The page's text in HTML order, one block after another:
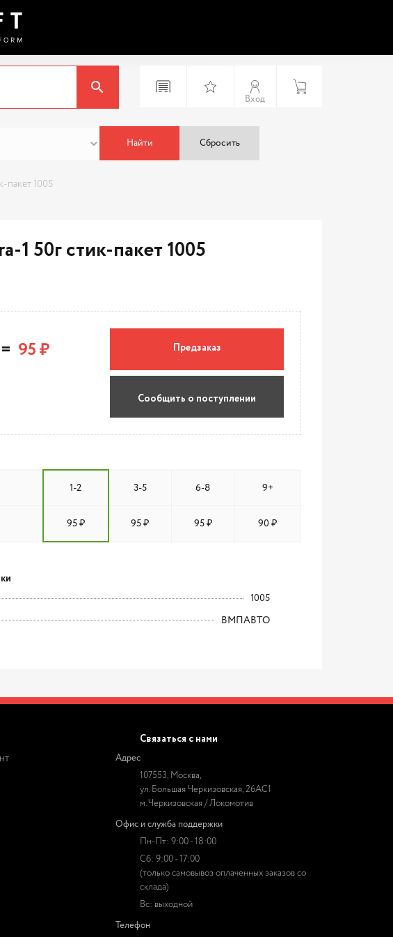
Вход
Найти Сбросить
пакет 1005
50г стик-пакет 1005
= 95 ₽ Предзаказ
Сообщить о поступлении
1-2 3-5 6-8 9+
95 ₽ 95 ₽ 95 ₽ 90 ₽
1005
ВМПАВТО
Связаться с нами
Адрес
107553, Москва,
ул. Большая Черкизовская, 26АС1
м. Черкизовская / Локомотив
Офис и служба поддержки
Пн-Пт: 9:00 - 18:00
Сб: 9:00 - 17:00
(только самовывоз оплаченных заказов со
склада)
Вс: выходной
Телефон